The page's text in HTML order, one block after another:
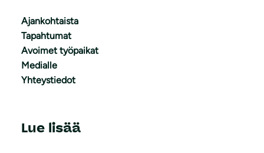
Ajankohtaista
Tapahtumat
Avoimet työpaikat
Medialle
Yhteystiedot
Lue lisää